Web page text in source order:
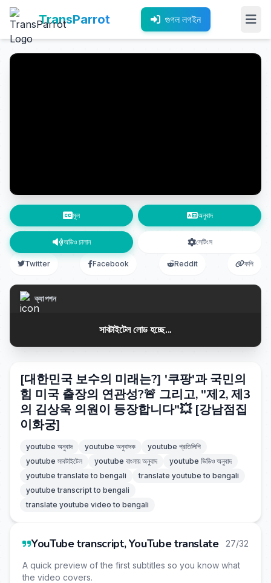
TransParrot গুগল লগইন
মূল অনুবাদ
অডিও চালান সেটিংস
Twitter Facebook Reddit কপি
ক্যাপশন
সাবটাইটেল লোড হচ্ছে...
[대한민국 보수의 미래는?] '쿠팡'과 국민의
힘 미국 출장의 연관성?🚨 그리고, "제2, 제3
의 김상욱 의원이 등장합니다"💥 [강남점집
이화궁]
youtube অনুবাদ youtube অনুবাদক
youtube প্রতিলিপি
youtube সাবটাইটেল
youtube বাংলায় অনুবাদ
youtube ভিডিও অনুবাদ
youtube translate to bengali
translate youtube to bengali
youtube transcript to bengali
translate youtube video to bengali
YouTube transcript, YouTube translate 27/32
A quick preview of the first subtitles so you know what
the video covers.